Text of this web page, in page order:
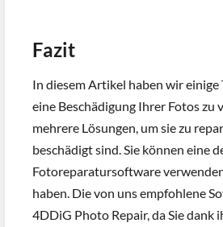
Fazit
In diesem Artikel haben wir einige
eine Beschädigung Ihrer Fotos zu
mehrere Lösungen, um sie zu
beschädigt sind. Sie können eine
Fotoreparatursoftware
haben. Die von uns empfohlene
4DDiG Photo Repair, da Sie dank